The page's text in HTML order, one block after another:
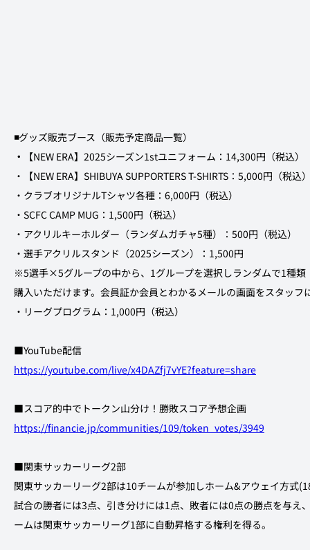
◾️グッズ販売ブース（販売予定商品一覧）
・
【NEW ERA】2025シーズン1stユニフォーム：14,300円（税込）
・【NEW ERA】SHIBUYA SUPPORTERS T-SHIRTS：5,000円（税込
・クラブオリジナルTシャツ各種：6,000円（税込）
・SCFC CAMP MUG：1,500円（税込）
・アクリルキーホルダー（ランダムガチャ5種）：500円（税込）
・選手アクリルスタンド（2025シーズン）：1,500円
※5選手×5グループの中から、1グループを選択しランダムで1種類
購入いただけます。会員証か会員とわかるメールの画面をスタッフ
・リーグプログラム：1,000円（税込）
■YouTube配信
https://youtube.com/live/x4DAZfj7vYE?feature=share
■スコア的中でトークン山分け！勝敗スコア予想企画
https://financie.jp/communities/109/token_votes/3949
■関東サッカーリーグ2部
関東サッカーリーグ2部は10チームが参加しホーム&アウェイ方式
試合の勝者には3点、引き分けには1点、敗者には0点の勝点を与え
ームは関東サッカーリーグ1部に自動昇格する権利を得る。